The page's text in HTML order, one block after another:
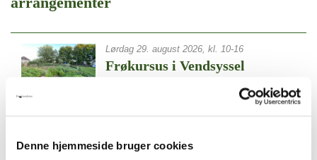
Denne hjemmeside bruger cookies
Lørdag 29. august 2026, kl. 10-16
Frøkursus i Vendsyssel
Lørdag d. 5 september (10-17) og Søndag d. 6
september (10-16)